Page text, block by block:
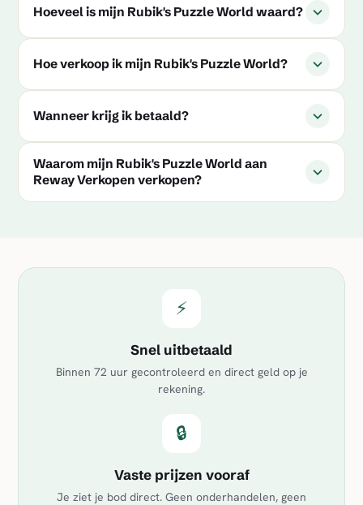
Hoeveel is mijn Rubik's Puzzle World waard?
Hoe verkoop ik mijn Rubik's Puzzle World?
Wanneer krijg ik betaald?
Waarom mijn Rubik's Puzzle World aan
Reway Verkopen verkopen?
⚡
Snel uitbetaald
Binnen 72 uur gecontroleerd en direct geld op je
rekening.
🔒
Vaste prijzen vooraf
Je ziet je bod direct. Geen onderhandelen, geen